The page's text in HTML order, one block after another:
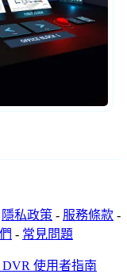
隱私政策 - 服務條款 -
- 常見問題
DVR 使用者指南